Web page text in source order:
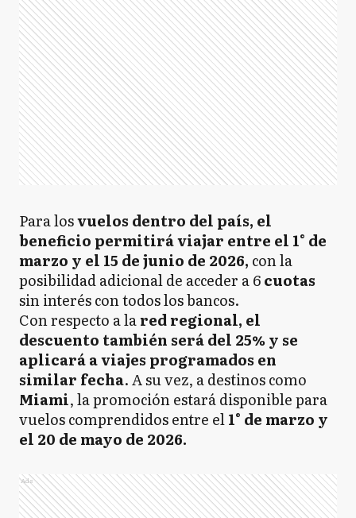
Para losvuelos dentro del país, el
beneficio permitirá viajar entre el 1° de
marzo y el 15 de junio de 2026, con la
posibilidad adicional de acceder a 6cuotas
sin interés con todos los bancos.
Con respecto a lared regional, el
descuento también será del 25% y se
aplicará a viajes programados en
similar fecha. A su vez, a destinos como
Miami, la promoción estará disponible para
vuelos comprendidos entre el1° de marzo y
el 20 de mayo de 2026.
Ads